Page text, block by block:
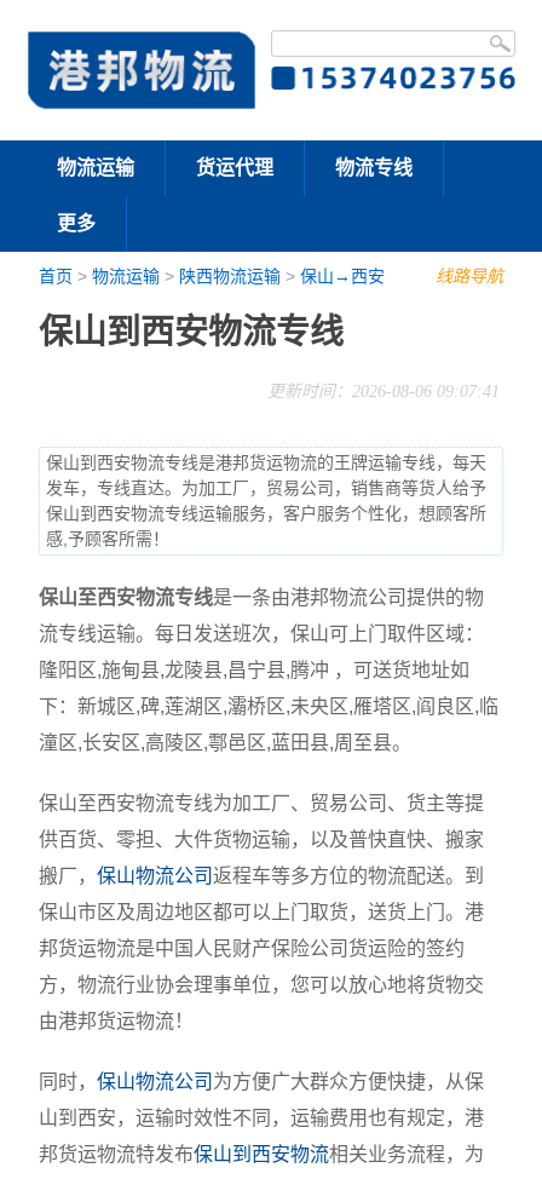
物流运输 货运代理 物流专线
更多
线路导航
首页 >物流运输 > 陕西物流运输 >保山→西安
保山到西安物流专线
更新时间：2026-08-06 09:07:41
保山到西安物流专线是港邦货运物流的王牌运输专线，每天
发车，专线直达。为加工厂，贸易公司，销售商等货人给予
保山到西安物流专线运输服务，客户服务个性化，想顾客所
感,予顾客所需！
保山至西安物流专线是一条由港邦物流公司提供的物
流专线运输。每日发送班次，保山可上门取件区域：
隆阳区,施甸县,龙陵县,昌宁县,腾冲 ，可送货地址如
下：新城区,碑,莲湖区,灞桥区,未央区,雁塔区,阎良区,临
潼区,长安区,高陵区,鄠邑区,蓝田县,周至县。
保山至西安物流专线为加工厂、贸易公司、货主等提
供百货、零担、大件货物运输，以及普快直快、搬家
搬厂，保山物流公司返程车等多方位的物流配送。到
保山市区及周边地区都可以上门取货，送货上门。港
邦货运物流是中国人民财产保险公司货运险的签约
方，物流行业协会理事单位，您可以放心地将货物交
由港邦货运物流！
同时，保山物流公司 为方便广大群众方便快捷，从保
山到西安，运输时效性不同，运输费用也有规定，港
邦货运物流特发布保山到西安物流相关业务流程，为